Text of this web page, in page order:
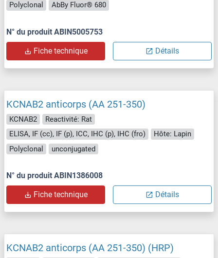
Polyclonal
AbBy Fluor® 680
N° du produit ABIN5005753
Fiche technique Détails
KCNAB2 anticorps (AA 251-350)
KCNAB2
Reactivité: Rat
ELISA, IF (cc), IF (p), ICC, IHC (p), IHC (fro)
Hôte: Lapin
Polyclonal
unconjugated
N° du produit ABIN1386008
Fiche technique Détails
KCNAB2 anticorps (AA 251-350) (HRP)